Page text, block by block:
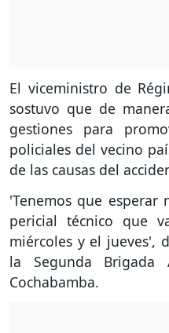
El viceministro de
sostuvo que de
gestiones para
policiales del vecino
de las causas del
'Tenemos que esperar
pericial técnico que
miércoles y el jueves',
la Segunda
Cochabamba.